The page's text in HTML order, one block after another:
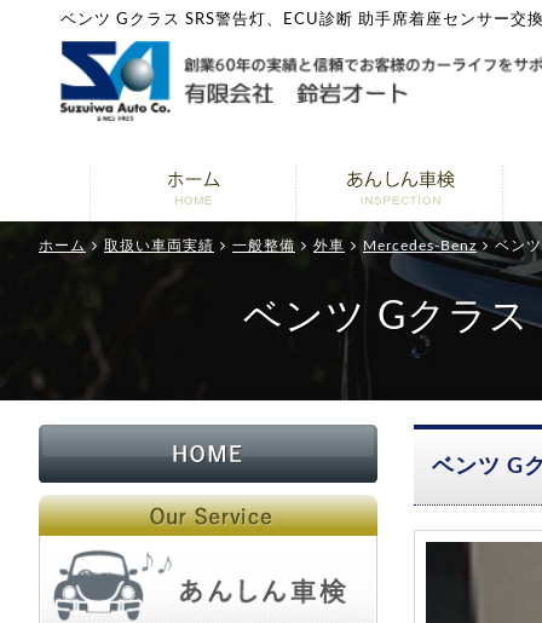
ベンツ Gクラス SRS警告灯、ECU診断 助手席着座センサー交
ホーム 取扱い車両実績 一般整備 外車 Mercedes-Benz ベン
ベンツ Gクラス
ベンツ G